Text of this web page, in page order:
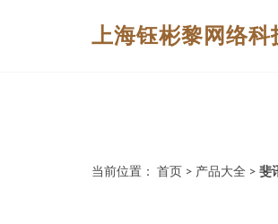
上海钰彬黎网络科
当前位置： 首页 > 产品大全 > 斐